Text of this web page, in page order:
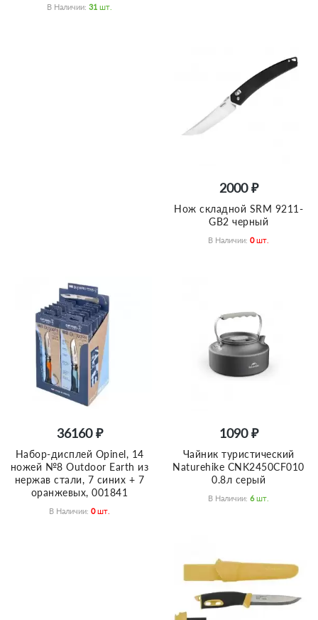
В Наличии: 31 Шт.
2000 ₽
Нож складной SRM 9211-
GB2 черный
В Наличии: 0 Шт.
36160 ₽
Набор-дисплей Opinel, 14
ножей №8 Outdoor Earth из
нержав стали, 7 синих + 7
оранжевых, 001841
В Наличии: 0 Шт.
1090 ₽
Чайник туристический
Naturehike CNK2450CF010
0.8л серый
В Наличии: 6 Шт.